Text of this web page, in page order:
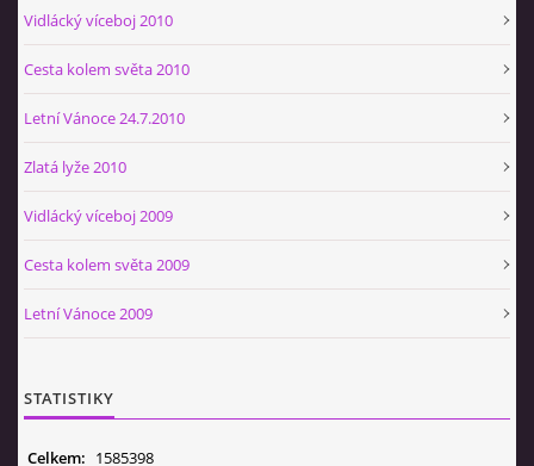
Vidlácký víceboj 2010
Cesta kolem světa 2010
Letní Vánoce 24.7.2010
Zlatá lyže 2010
Vidlácký víceboj 2009
Cesta kolem světa 2009
Letní Vánoce 2009
STATISTIKY
Celkem: 1585398